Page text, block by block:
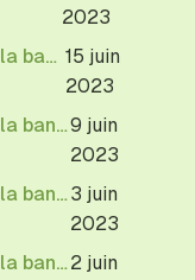
2023
Dédicace de "L'Oulipo par la bande" 15 juin
2023
Dédicace de "L'Oulipo par la bande"9 juin
2023
Dédicace de "L'Oulipo par la bande"3 juin
2023
Dédicace de "L'Oulipo par la bande"2 juin